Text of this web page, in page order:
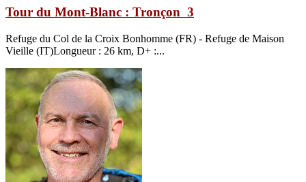
Tour du Mont-Blanc : Tronçon 3
Refuge du Col de la Croix Bonhomme (FR) - Refuge de Maison
Vieille (IT)Longueur : 26 km, D+ :...